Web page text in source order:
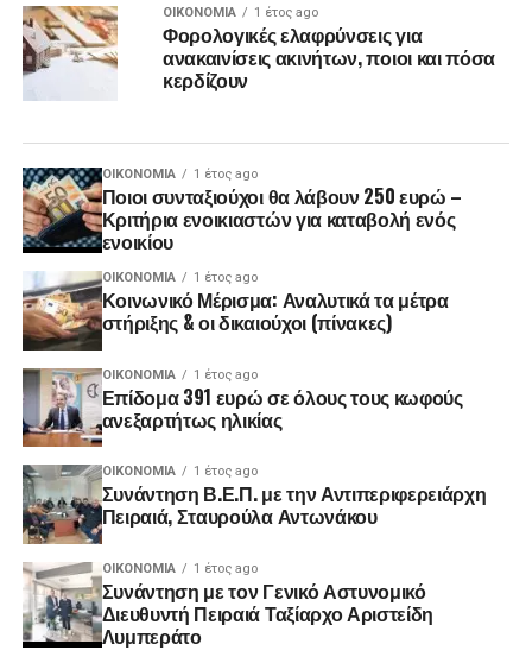
ΟΙΚΟΝΟΜΊΑ 1 έτος ago
Φορολογικές ελαφρύνσεις για
ανακαινίσεις ακινήτων, ποιοι και πόσα
κερδίζουν
ΟΙΚΟΝΟΜΊΑ 1 έτος ago
Ποιοι συνταξιούχοι θα λάβουν 250 ευρώ –
Κριτήρια ενοικιαστών για καταβολή ενός
ενοικίου
ΟΙΚΟΝΟΜΊΑ 1 έτος ago
Κοινωνικό Μέρισμα: Αναλυτικά τα μέτρα
στήριξης & οι δικαιούχοι (πίνακες)
ΟΙΚΟΝΟΜΊΑ 1 έτος ago
Επίδομα 391 ευρώ σε όλους τους κωφούς
ανεξαρτήτως ηλικίας
ΟΙΚΟΝΟΜΊΑ 1 έτος ago
Συνάντηση Β.Ε.Π. με την Αντιπεριφερειάρχη
Πειραιά, Σταυρούλα Αντωνάκου
ΟΙΚΟΝΟΜΊΑ 1 έτος ago
Συνάντηση με τον Γενικό Αστυνομικό
Διευθυντή Πειραιά Ταξίαρχο Αριστείδη
Λυμπεράτο